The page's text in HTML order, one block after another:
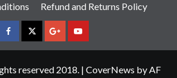
Refund and Returns Policy
facebookTwitterGoogleYouTube
reserved 2018. | CoverNews by AF